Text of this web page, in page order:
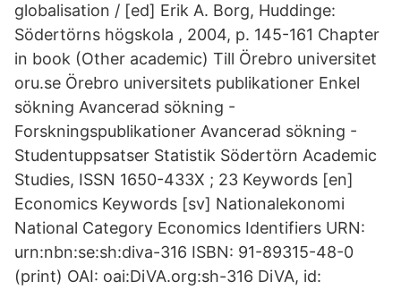
globalisation / [ed] Erik A. Borg, Huddinge:
Södertörns högskola , 2004, p. 145-161 Chapter
in book (Other academic) Till Örebro universitet
oru.se Örebro universitets publikationer Enkel
sökning Avancerad sökning -
Forskningspublikationer Avancerad sökning -
Studentuppsatser Statistik Södertörn Academic
Studies, ISSN 1650-433X ; 23 Keywords [en]
Economics Keywords [sv] Nationalekonomi
National Category Economics Identifiers URN:
urn:nbn:se:sh:diva-316 ISBN: 91-89315-48-0
(print) OAI: oai:DiVA.org:sh-316 DiVA, id: